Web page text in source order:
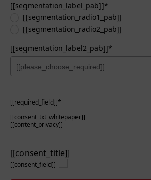
[[segmentation_label_pab]]*
[[segmentation_radio1_pab]]
[[segmentation_radio2_pab]]
[[segmentation_label2_pab]]*
[[required_field]]*
[[consent_txt_whitepaper]]
[[content_privacy]]
[[consent_title]]
[[consent_field]]